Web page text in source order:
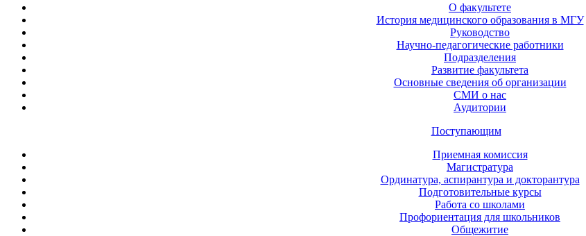
О факультете
История медицинского образования в МГУ
Руководство
Научно-педагогические работники
Подразделения
Развитие факультета
Основные сведения об организации
СМИ о нас
Аудитории
Поступающим
Приемная комиссия
Магистратура
Ординатура, аспирантура и докторантура
Подготовительные курсы
Работа со школами
Профориентация для школьников
Общежитие